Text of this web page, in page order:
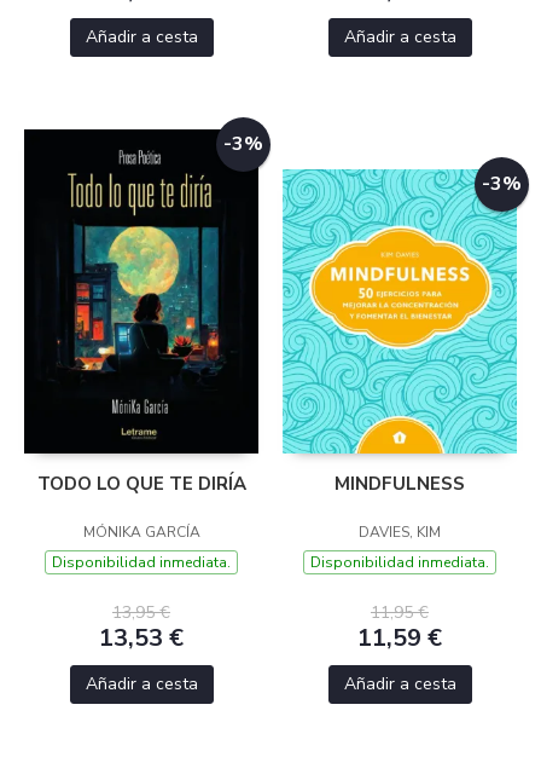
Añadir a cesta Añadir a cesta
-3%
TODO LO QUE TE DIRÍA
MÓNIKA GARCÍA
Disponibilidad inmediata.
13,95 €
13,53 €
Añadir a cesta
-3%
MINDFULNESS
DAVIES, KIM
Disponibilidad inmediata.
11,95 €
11,59 €
Añadir a cesta